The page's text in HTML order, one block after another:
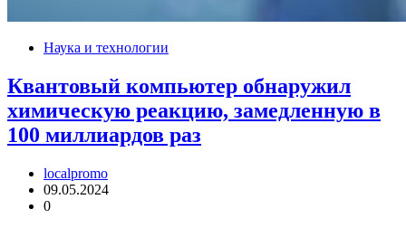
Наука и технологии
Квантовый компьютер обнаружил
химическую реакцию, замедленную в
100 миллиардов раз
localpromo
09.05.2024
0